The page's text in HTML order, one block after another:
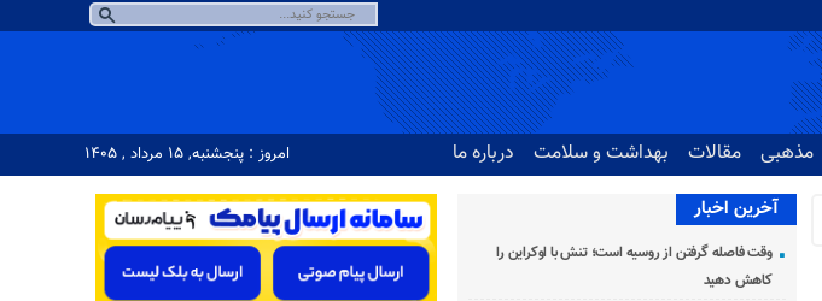
مذهبی مقالات بهداشت و سلامت درباره ما امروز : پنجشنبه, ۱۵ مرداد , ۱۴۰۵
آخرین اخبار
وقت فاصله گرفتن از روسیه است؛ تنش با اوکراین را
کاهش دهید